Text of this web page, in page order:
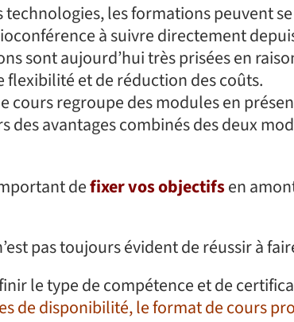
technologies, les formations peuvent
à suivre directement
sont aujourd’hui très prisées en
flexibilité et de réduction des coûts.
cours regroupe des modules en
avantages combinés des deux
defixer vos objectifsen
pas toujours évident de réussir à
le type de compétence et de
de disponibilité, le format de cours